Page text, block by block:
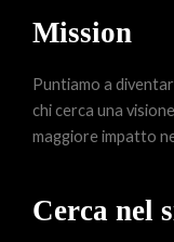
Mission
Puntiamo a
chi cerca una
maggiore impatto
Cerca nel